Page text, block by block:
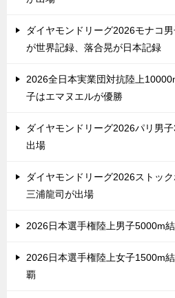
ダイヤモンドリーグ2026モナコ
が世界記録、落合晃が日本記録
2026全日本実業団対抗陸上
子はエマヌエルが優勝
ダイヤモンドリーグ2026パリ男
出場
ダイヤモンドリーグ2026ストッ
三浦龍司が出場
2026日本選手権陸上男子5000m
2026日本選手権陸上女子1500m
覇